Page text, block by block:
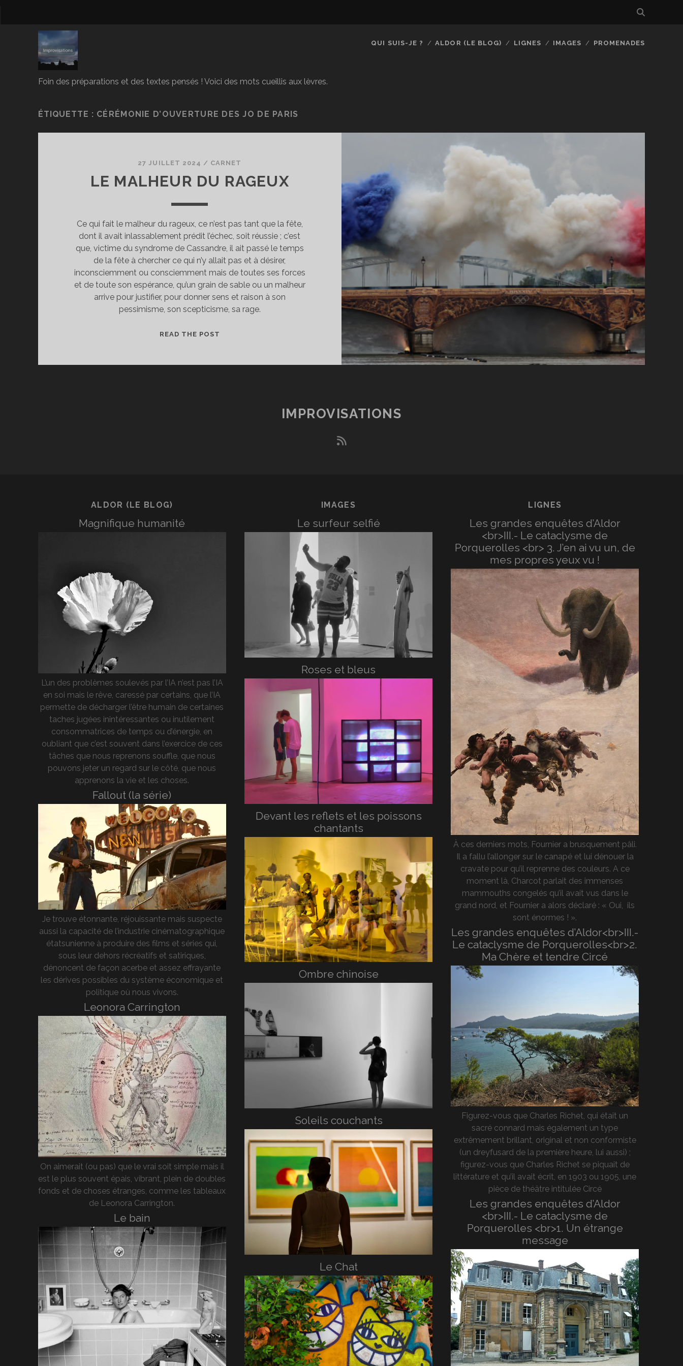
Foin des préparations et des textes pensés ! Voici des mots cueillis aux lèvres.
QUI SUIS-JE ? ALDOR (LE BLOG) LIGNES IMAGES PROMENADES
ÉTIQUETTE : CÉRÉMONIE D’OUVERTURE DES JO DE PARIS
27 JUILLET 2024 / CARNET
LE MALHEUR DU RAGEUX
Ce qui fait le malheur du rageux, ce n’est pas tant que la fête,
dont il avait inlassablement prédit l’échec, soit réussie ; c’est
que, victime du syndrome de Cassandre, il ait passé le temps
de la fête à chercher ce qui n’y allait pas et à désirer,
inconsciemment ou consciemment mais de toutes ses forces
et de toute son espérance, qu’un grain de sable ou un malheur
arrive pour justifier, pour donner sens et raison à son
pessimisme, son scepticisme, sa rage.
READ THE POST
IMPROVISATIONS
rss
ALDOR (LE BLOG)
Magnifique humanité
L’un des problèmes soulevés par l’IA n’est pas l’IA
en soi mais le rêve, caressé par certains, que l’IA
permette de décharger l’être humain de certaines
taches jugées inintéressantes ou inutilement
consommatrices de temps ou d’énergie, en
oubliant que c’est souvent dans l’exercice de ces
tâches que nous reprenons souffle, que nous
pouvons jeter un regard sur le côté, que nous
apprenons la vie et les choses.
Fallout (la série)
Je trouve étonnante, réjouissante mais suspecte
aussi la capacité de l’industrie cinématographique
étatsunienne à produire des films et séries qui,
sous leur dehors récréatifs et satiriques,
dénoncent de façon acerbe et assez effrayante
les dérives possibles du système économique et
politique où nous vivons.
Leonora Carrington
On aimerait (ou pas) que le vrai soit simple mais il
est le plus souvent épais, vibrant, plein de doubles
fonds et de choses étranges, comme les tableaux
de Leonora Carrington.
Le bain
IMAGES
Le surfeur selfié
Roses et bleus
Devant les reflets et les poissons
chantants
Ombre chinoise
Soleils couchants
Le Chat
LIGNES
Les grandes enquêtes d’Aldor
<br>III.- Le cataclysme de
Porquerolles <br> 3. J’en ai vu un, de
mes propres yeux vu !
À ces derniers mots, Fournier a brusquement pâli.
Il a fallu l’allonger sur le canapé et lui dénouer la
cravate pour qu’il reprenne des couleurs. A ce
moment là, Charcot parlait des immenses
mammouths congelés qu’il avait vus dans le
grand nord, et Fournier a alors déclaré : « Oui, ils
sont énormes ! ».
Les grandes enquêtes d’Aldor<br>III.-
Le cataclysme de Porquerolles<br>2.
Ma Chère et tendre Circé
Figurez-vous que Charles Richet, qui était un
sacré connard mais également un type
extrêmement brillant, original et non conformiste
(un dreyfusard de la première heure, lui aussi) ;
figurez-vous que Charles Richet se piquait de
littérature et qu’il avait écrit, en 1903 ou 1905, une
pièce de théâtre intitulée Circé
Les grandes enquêtes d’Aldor
<br>III.- Le cataclysme de
Porquerolles <br>1. Un étrange
message